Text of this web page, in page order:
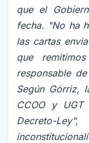
que el
fecha. "No ha
las cartas
que
responsable
Según Górriz,
CCOO y
Decreto-